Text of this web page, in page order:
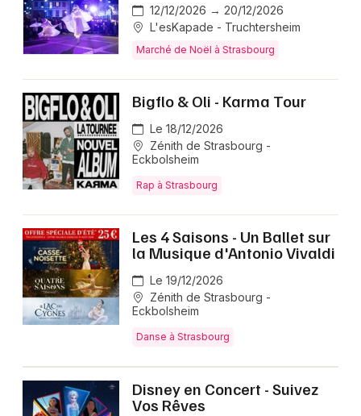
12/12/2026 → 20/12/2026
L'esKapade - Truchtersheim
Marché de Noël à Strasbourg
Bigflo & Oli - Karma Tour
Le 18/12/2026
Zénith de Strasbourg -
Eckbolsheim
Rap à Strasbourg
Les 4 Saisons - Un Ballet sur
la Musique d'Antonio Vivaldi
Le 19/12/2026
Zénith de Strasbourg -
Eckbolsheim
Danse à Strasbourg
Disney en Concert - Suivez
Vos Rêves